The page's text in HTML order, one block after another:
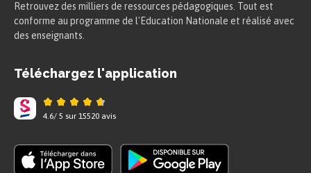
Retrouvez des milliers de ressources pédagogiques. Tout est
conforme au programme de l'Education Nationale et réalisé avec
des enseignants.
Téléchargez l'application
4.6/ 5 sur 15520 avis